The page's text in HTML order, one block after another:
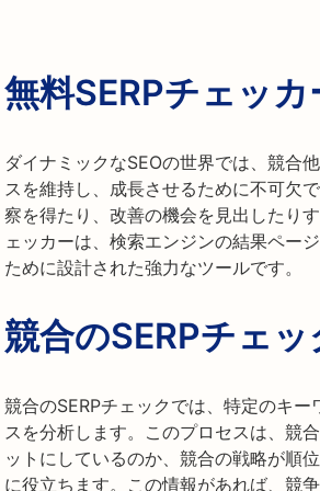
無料SERPチェッカ
ダイナミックなSEOの世界では、競合
スを維持し、成長させるために不可欠
察を得たり、改善の機会を見出したり
ェッカーは、検索エンジンの結果ペー
ために設計された強力なツールです。
競合のSERPチェ
競合のSERPチェックでは、特定のキ
スを分析します。このプロセスは、競
ットにしているのか、競合の戦略が順
に役立ちます。この情報があれば、競